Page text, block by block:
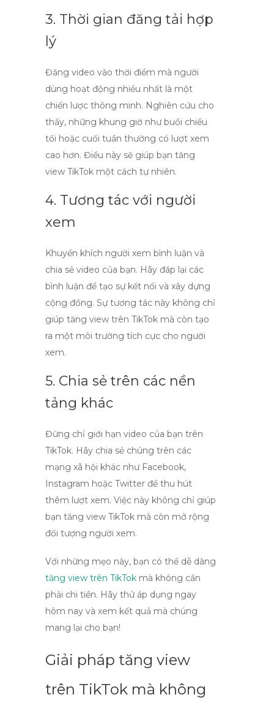
3. Thời gian đăng tải hợp
lý
Đăng video vào thời điểm mà người
dùng hoạt động nhiều nhất là một
chiến lược thông minh. Nghiên cứu cho
thấy, những khung giờ như buổi chiều
tối hoặc cuối tuần thường có lượt xem
cao hơn. Điều này sẽ giúp bạn tăng
view TikTok một cách tự nhiên.
4. Tương tác với người
xem
Khuyến khích người xem bình luận và
chia sẻ video của bạn. Hãy đáp lại các
bình luận để tạo sự kết nối và xây dựng
cộng đồng. Sự tương tác này không chỉ
giúp tăng view trên TikTok mà còn tạo
ra một môi trường tích cực cho người
xem.
5. Chia sẻ trên các nền
tảng khác
Đừng chỉ giới hạn video của bạn trên
TikTok. Hãy chia sẻ chúng trên các
mạng xã hội khác như Facebook,
Instagram hoặc Twitter để thu hút
thêm lượt xem. Việc này không chỉ giúp
bạn tăng view TikTok mà còn mở rộng
đối tượng người xem.
Với những mẹo này, bạn có thể dễ dàng
tăng view trên TikTok mà không cần
phải chi tiền. Hãy thử áp dụng ngay
hôm nay và xem kết quả mà chúng
mang lại cho bạn!
Giải pháp tăng view
trên TikTok mà không